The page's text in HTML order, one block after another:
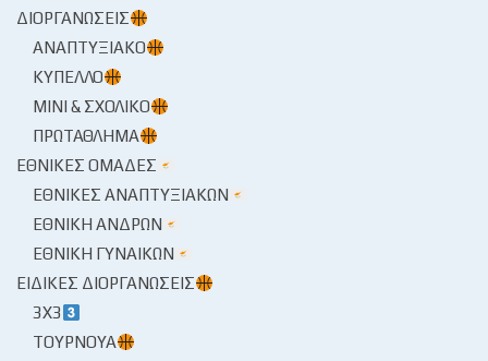
ΔΙΟΡΓΑΝΏΣΕΙΣ
ΑΝΑΠΤΥΞΙΑΚΌ
ΚΎΠΕΛΛΟ
ΜΊΝΙ & ΣΧΟΛΙΚΌ
ΠΡΩΤΆΘΛΗΜΑ
ΕΘΝΙΚΈΣ ΟΜΆΔΕΣ
ΕΘΝΙΚΈΣ ΑΝΑΠΤΥΞΙΑΚΏΝ
ΕΘΝΙΚΉ ΑΝΔΡΏΝ
ΕΘΝΙΚΉ ΓΥΝΑΙΚΏΝ
ΕΙΔΙΚΈΣ ΔΙΟΡΓΑΝΏΣΕΙΣ
3X3
ΤΟΥΡΝΟΥΆ